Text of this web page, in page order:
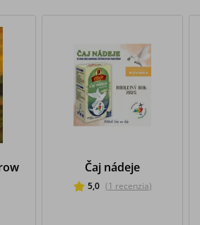
Čaj nádeje
5,0 (1 recenzia)